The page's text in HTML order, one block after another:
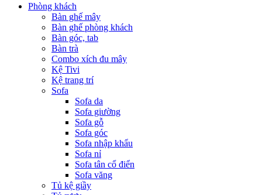
Phòng khách
Bàn ghế mây
Bàn ghế phòng khách
Bàn góc, tab
Bàn trà
Combo xích đu mây
Kệ Tivi
Kệ trang trí
Sofa
Sofa da
Sofa giường
Sofa gỗ
Sofa góc
Sofa nhập khẩu
Sofa nỉ
Sofa tân cổ điển
Sofa văng
Tủ kệ giầy